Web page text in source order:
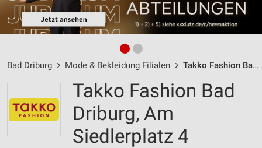
Bad Driburg Mode & Bekleidung Filialen Takko Fashion Bad Driburg / Am Siedlerplatz 4 - Öffnungszeiten & Adresse
Takko Fashion Bad
Driburg, Am
Siedlerplatz 4